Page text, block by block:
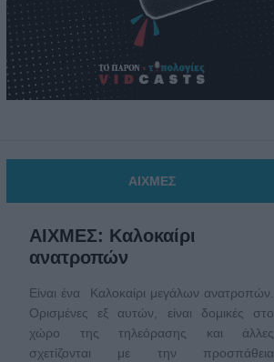
ΑΙΧΜΕΣ
ΑΙΧΜΕΣ: Καλοκαίρι
ανατροπών
Είναι ένα Καλοκαίρι μεγάλων ανατροπών.
Ορισμένες εξ αυτών, είναι δομικές στο
χώρο της τηλεόρασης και άλλες
σχετίζονται με την προσπάθεια